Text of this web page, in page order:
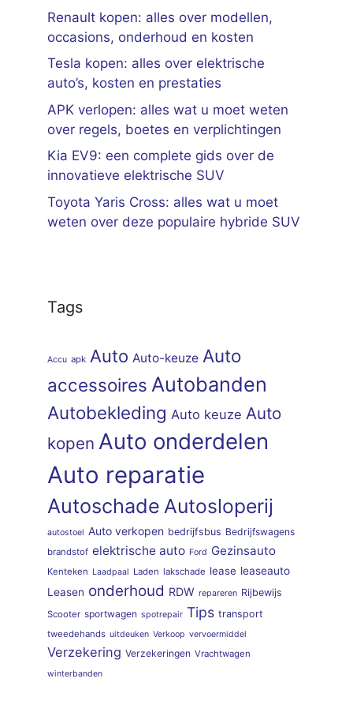
Renault kopen: alles over modellen,
occasions, onderhoud en kosten
Tesla kopen: alles over elektrische
auto’s, kosten en prestaties
APK verlopen: alles wat u moet weten
over regels, boetes en verplichtingen
Kia EV9: een complete gids over de
innovatieve elektrische SUV
Toyota Yaris Cross: alles wat u moet
weten over deze populaire hybride SUV
Tags
Accu apk Auto Auto-keuze Auto
accessoires Autobanden
Autobekleding Auto keuze Auto
kopen Auto onderdelen
Auto reparatie
Autoschade Autosloperij
autostoel Auto verkopen bedrijfsbus Bedrijfswagens
brandstof elektrische auto Ford Gezinsauto
Kenteken Laadpaal Laden lakschade lease leaseauto
Leasen onderhoud RDW repareren Rijbewijs
Scooter sportwagen spotrepair Tips transport
tweedehands uitdeuken Verkoop vervoermiddel
Verzekering Verzekeringen Vrachtwagen
winterbanden